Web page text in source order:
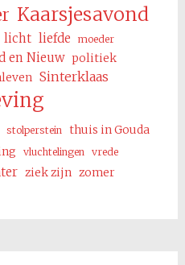
Kaarsjesavond
licht liefde
moeder
en Nieuw politiek
Sinterklaas
stolperstein thuis in Gouda
vluchtelingen
vrede
ziek zijn zomer